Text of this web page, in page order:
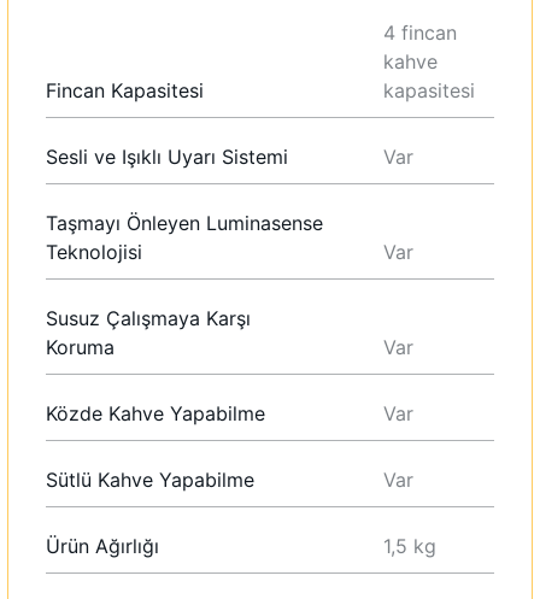
Fincan Kapasitesi
4 fincan
kahve
kapasitesi
Sesli ve Işıklı Uyarı Sistemi Var
Taşmayı Önleyen Luminasense
Teknolojisi
Var
Susuz Çalışmaya Karşı
Koruma
Var
Közde Kahve Yapabilme Var
Sütlü Kahve Yapabilme Var
Ürün Ağırlığı 1,5 kg